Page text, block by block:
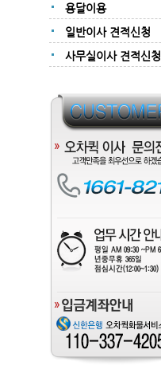
용달이용
일반이사 견적신청
사무실이사 견적신청